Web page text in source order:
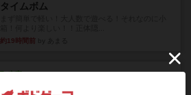
タイムボム
約19時間前
充実
1809